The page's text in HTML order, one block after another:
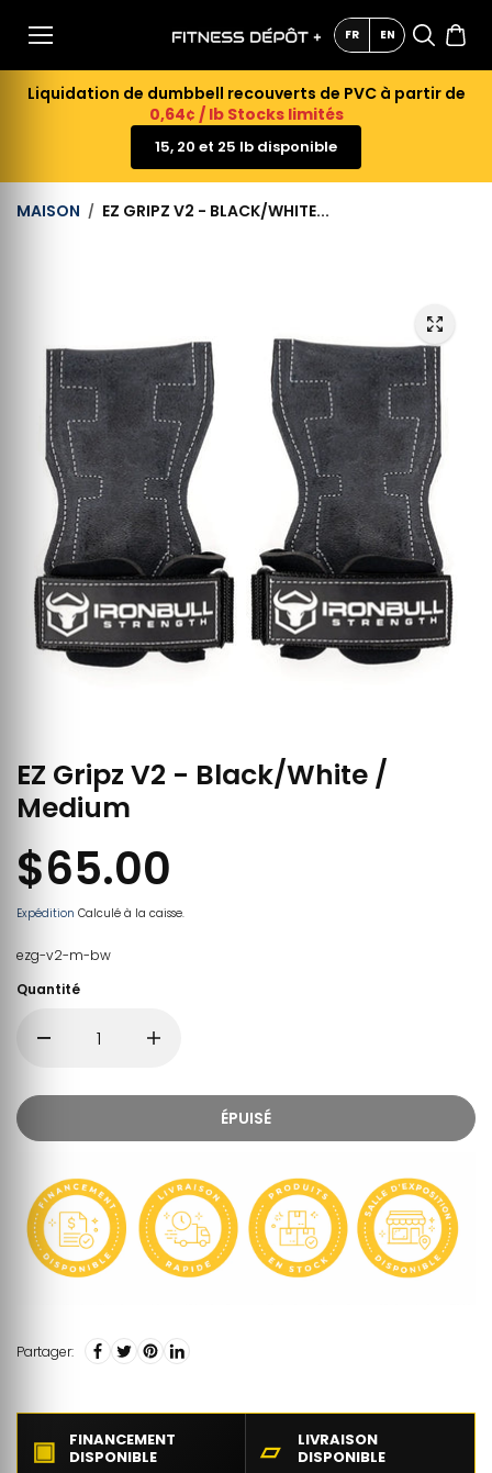
CONTE
NU FR EN
Liquidation de dumbbell recouverts de PVC à partir de
0,64¢ / lb Stocks limités
15, 20 et 25 lb disponible
MAISON EZ GRIPZ V2 - BLACK/WHITE...
EZ Gripz V2 - Black/White /
Medium
$65.00
Expédition Calculé à la caisse.
ezg-v2-m-bw
Quantité
ÉPUISÉ
Partager:
▣
FINANCEMENT
DISPONIBLE
▱
LIVRAISON
DISPONIBLE